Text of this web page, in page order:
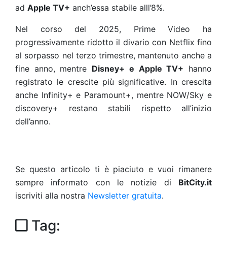
ad Apple TV+ anch’essa stabile alll’8%.
Nel corso del 2025, Prime Video ha
progressivamente ridotto il divario con Netflix fino
al sorpasso nel terzo trimestre, mantenuto anche a
fine anno, mentre Disney+ e Apple TV+ hanno
registrato le crescite più significative. In crescita
anche Infinity+ e Paramount+, mentre NOW/Sky e
discovery+ restano stabili rispetto all’inizio
dell’anno.
Se questo articolo ti è piaciuto e vuoi rimanere
sempre informato con le notizie di BitCity.it
iscriviti alla nostra Newsletter gratuita.
Tag: